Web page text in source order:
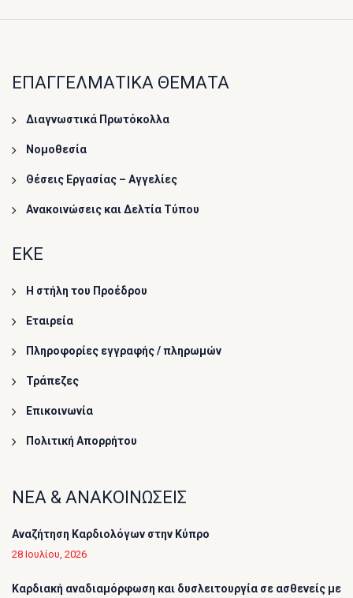
ΕΠΑΓΓΕΛΜΑΤΙΚΑ ΘΕΜΑΤΑ
Διαγνωστικά Πρωτόκολλα
Νομοθεσία
Θέσεις Εργασίας – Αγγελίες
Ανακοινώσεις και Δελτία Τύπου
ΕΚΕ
Η στήλη του Προέδρου
Εταιρεία
Πληροφορίες εγγραφής / πληρωμών
Τράπεζες
Επικοινωνία
Πολιτική Απορρήτου
ΝΕΑ & ΑΝΑΚΟΙΝΩΣΕΙΣ
Αναζήτηση Καρδιολόγων στην Κύπρο
28 Ιουλίου, 2026
Καρδιακή αναδιαμόρφωση και δυσλειτουργία σε ασθενείς με